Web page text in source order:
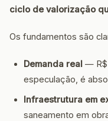
ciclo de valorização
Os fundamentos são
Demanda real — R$
especulação, é
Infraestrutura em
saneamento em